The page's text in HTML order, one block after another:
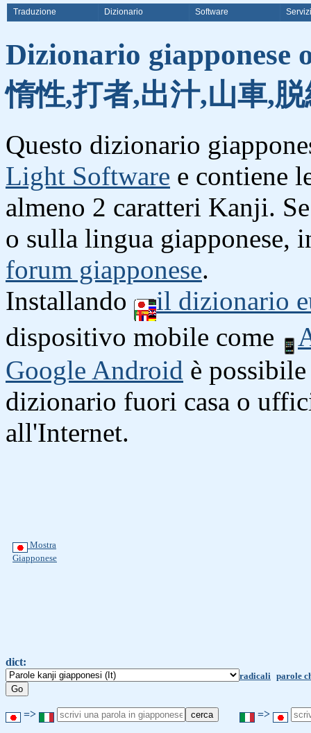
Traduzione Dizionario Software Servizi
Dizionario giapponese
惰性,打者,出汁,山車,
Questo dizionario
Light Software e contiene
almeno 2 caratteri Kanji.
o sulla lingua giapponese,
forum giapponese.
Installando
il dizionario
dispositivo mobile come
Google Android è
dizionario fuori casa o
all'Internet.
Mostra
Giapponese
dict:
radicali parole
=> =>